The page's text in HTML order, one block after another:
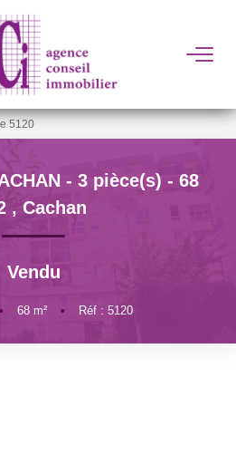
VENDUS
5120
- 3 pièce(s) - 68
, Cachan
Vendu
• 68 m² • Réf : 5120